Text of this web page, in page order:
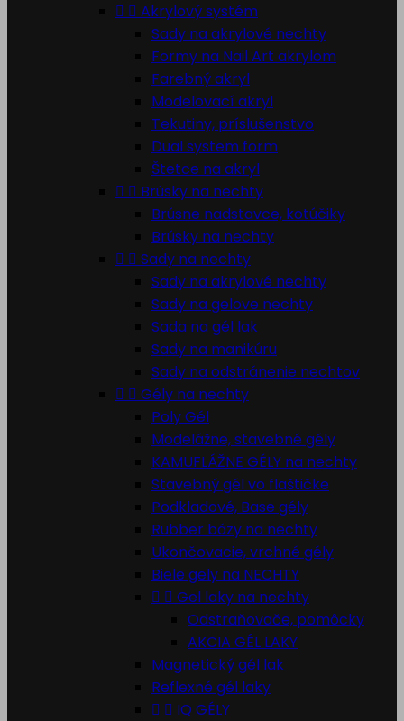
  Akrylový systém
Sady na akrylové nechty
Formy na Nail Art akrylom
Farebný akryl
Modelovací akryl
Tekutiny, príslušenstvo
Dual system form
Štetce na akryl
  Brúsky na nechty
Brúsne nadstavce, kotúčiky
Brúsky na nechty
  Sady na nechty
Sady na akrylové nechty
Sady na gelove nechty
Sada na gél lak
Sady na manikúru
Sady na odstránenie nechtov
  Gély na nechty
Poly Gél
Modelážne, stavebné gély
KAMUFLÁŽNE GÉLY na nechty
Stavebný gél vo flaštičke
Podkladové, Base gély
Rubber bázy na nechty
Ukončovacie, vrchné gély
Biele gely na NECHTY
  Gel laky na nechty
Odstraňovače, pomôcky
AKCIA GÉL LAKY
Magnetický gél lak
Reflexné gél laky
  IQ GÉLY